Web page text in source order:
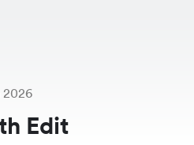
2026
Edit